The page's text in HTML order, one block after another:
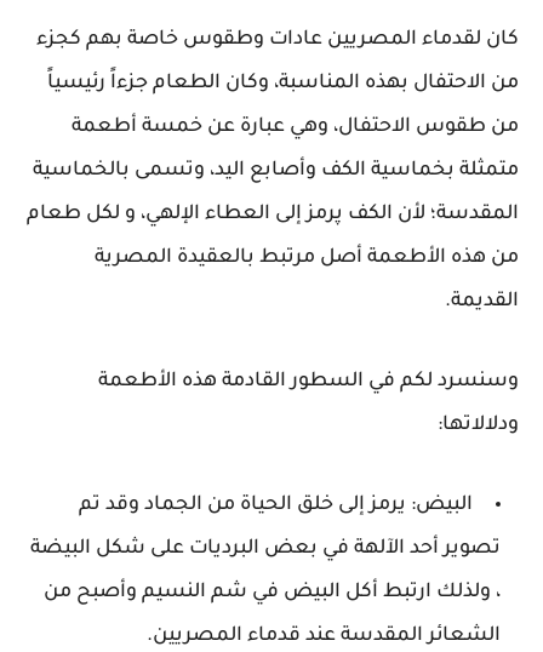
كان لقدماء المصريين عادات وطقوس خاصة بهم كجزء
من الاحتفال بهذه المناسبة، وكان الطعام جزءاً رئيسياً
من طقوس الاحتفال، وهي عبارة عن خمسة أطعمة
متمثلة بخماسية الكف وأصابع اليد، وتسمى بالخماسية
المقدسة؛ لأن الكف پرمز إلى العطاء الإلهي، و لكل طعام
من هذه الأطعمة أصل مرتبط بالعقيدة المصرية
القديمة.
وسنسرد لكم في السطور القادمة هذه الأطعمة
ودلالاتها:
البيض: يرمز إلى خلق الحياة من الجماد وقد تم
تصوير أحد الآلهة في بعض البرديات على شكل البيضة
، ولذلك ارتبط أكل البيض في شم النسيم وأصبح من
الشعائر المقدسة عند قدماء المصريين.